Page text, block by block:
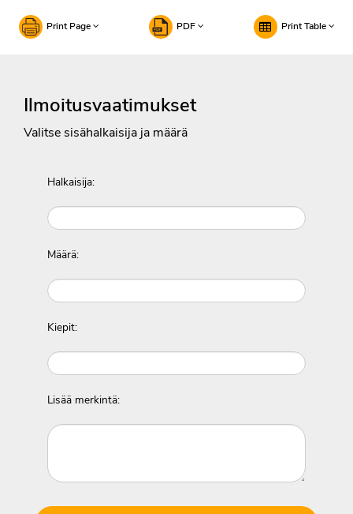
Print Page PDF Print Table
Ilmoitusvaatimukset
Valitse sisähalkaisija ja määrä
Halkaisija:
Määrä:
Kiepit:
Lisää merkintä: